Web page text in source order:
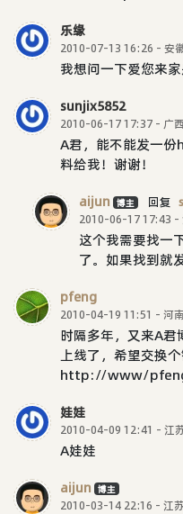
乐缘
2010-07-13 16:26 - 安
我想问一下爱您来
sunjix5852
2010-06-17 17:37 - 广
A君，能不能发一
料给我！谢谢！
aijun 博主 回复
2010-06-17 17:43 -
这个我需要找一
了。如果找到就
pfeng
2010-04-19 11:51 - 河
时隔多年，又来A
上线了，希望交换个
http://www/
娃娃
2010-04-09 12:41 - 江
A娃娃
aijun 博主
2010-03-14 22:16 - 江